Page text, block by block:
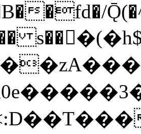
�fd�/